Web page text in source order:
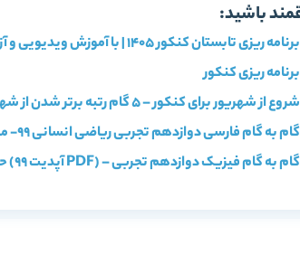
باشید:
برنامه ریزی تابستان کنکور 1405 | با آموزش ویدیویی و آزمون!
برنامه ریزی کنکور
شروع از شهریور برای کنکور – 5 گام رتبه برتر شدن از شهریور!
گام به گام فارسی دوازدهم تجربی ریاضی انسانی 99- معنی درس و کارگاه متن پژوهی
گام به گام فیزیک دوازدهم تجربی – (PDF آپدیت 99) حل پرسش، فعالیت و تمرین ها